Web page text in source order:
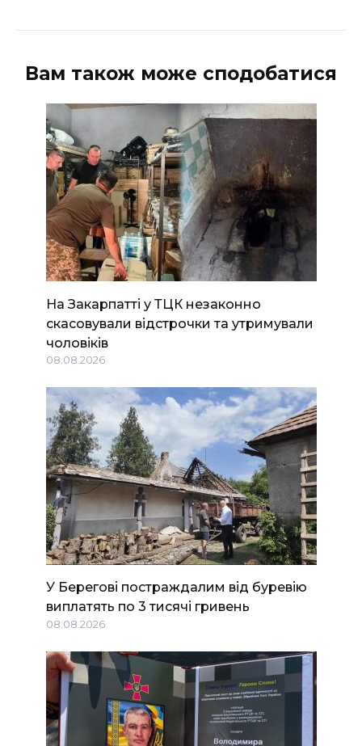
Вам також може сподобатися
На Закарпатті у ТЦК незаконно
скасовували відстрочки та утримували
чоловіків
08.08.2026
У Берегові постраждалим від буревію
виплатять по 3 тисячі гривень
08.08.2026